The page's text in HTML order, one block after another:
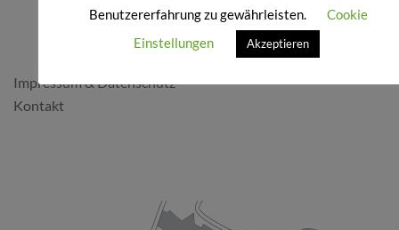
Impressum & Datenschutz
Kontakt
Benutzererfahrung zu gewährleisten.
Cookie
Einstellungen
Akzeptieren